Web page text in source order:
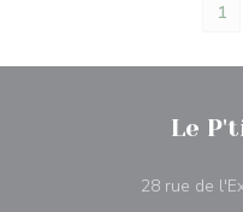
1
Le
28 rue de